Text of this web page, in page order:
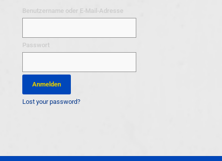
Benutzername oder E-Mail-Adresse
Passwort
Lost your password?